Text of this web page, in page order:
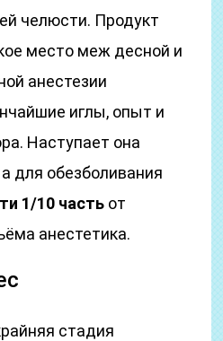
челюсти. Продукт
место меж десной и
анестезии
иглы, опыт и
Наступает она
для обезболивания
1/10 часть от
анестетика.
стадия